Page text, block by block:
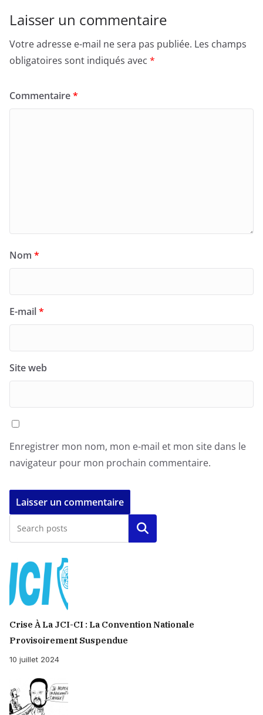
Laisser un commentaire
Votre adresse e-mail ne sera pas publiée. Les champs
obligatoires sont indiqués avec *
Commentaire*
Nom *
E-mail*
Site web
Enregistrer mon nom, mon e-mail et mon site dans le
navigateur pour mon prochain commentaire.
Rechercher
Crise À La JCI-CI : La Convention Nationale
Provisoirement Suspendue
10 juillet 2024